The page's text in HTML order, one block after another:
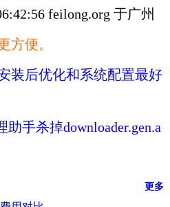
feilong.org 于广州
方便。
装后优化和系统配置最好
助手杀掉downloader.gen.a
更多